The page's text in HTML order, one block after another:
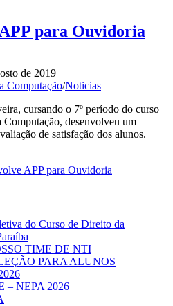
para Ouvidoria
de 2019
Computação/Noticias
cursando o 7º período do curso
desenvolveu um
de satisfação dos alunos.
APP para Ouvidoria
do Curso de Direito da
TIME DE NTI
PARA ALUNOS
– NEPA 2026